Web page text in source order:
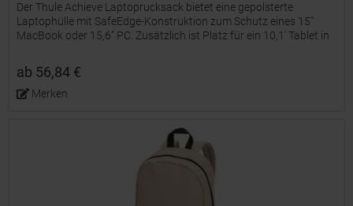
Der Thule Achieve Laptoprucksack bietet eine gepolsterte
Laptophülle mit SafeEdge-Konstruktion zum Schutz eines 15"
MacBook oder 15,6" PC. Zusätzlich ist Platz für ein 10,1' Tablet in
ab 56,84 €
Merken